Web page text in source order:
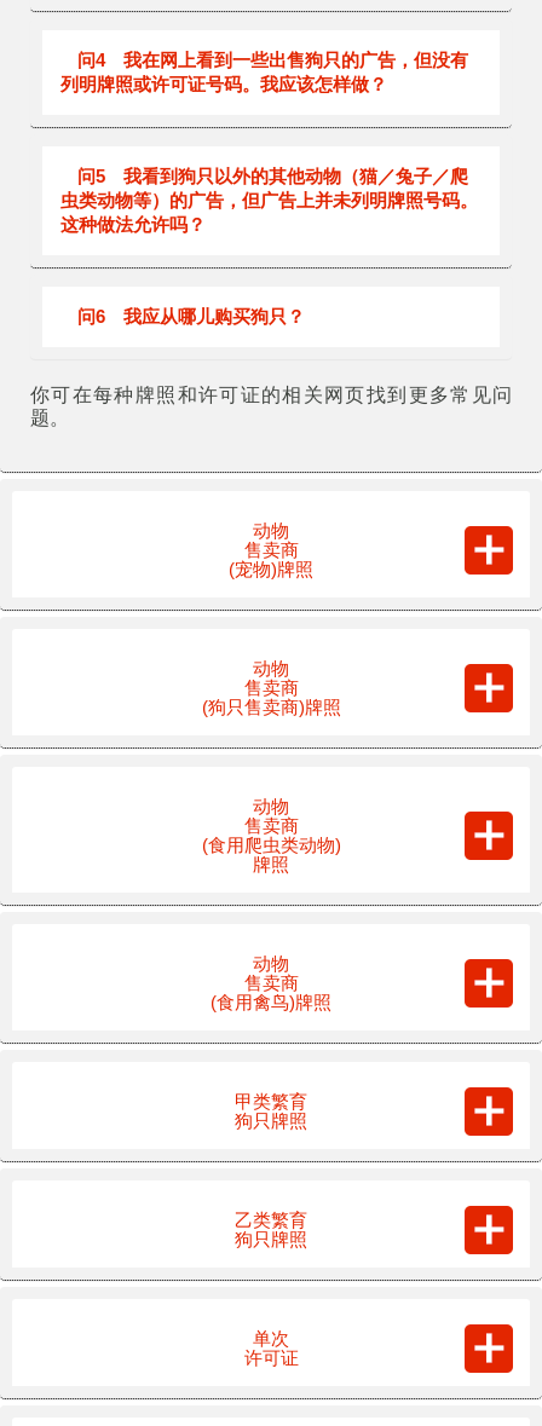
问4
我在网上看到一些出售狗只的广告，但没有
列明牌照或许可证号码。我应该怎样做？
问5
我看到狗只以外的其他动物（猫／兔子／爬
虫类动物等）的广告，但广告上并未列明牌照号码。
这种做法允许吗？
问6 我应从哪儿购买狗只？
你可在每种牌照和许可证的相关网页找到更多常见问
题。
动物
售卖商
(宠物)牌照
动物
售卖商
(狗只售卖商)牌照
动物
售卖商
(食用爬虫类动物)
牌照
动物
售卖商
(食用禽鸟)牌照
甲类繁育
狗只牌照
乙类繁育
狗只牌照
单次
许可证